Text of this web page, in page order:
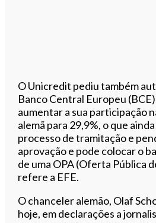
O Unicredit pediu também
Banco Central Europeu
aumentar a sua participação
alemã para 29,9%, o que
processo de tramitação e
aprovação e pode colocar o
de uma OPA (Oferta Pública
refere a EFE.
O chanceler alemão, Olaf
hoje, em declarações a